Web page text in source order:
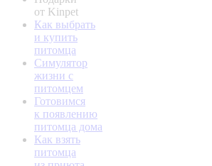
от Kinpet
Как выбрать
и купить
питомца
Симулятор
жизни с
питомцем
Готовимся
к появлению
питомца дома
Как взять
питомца